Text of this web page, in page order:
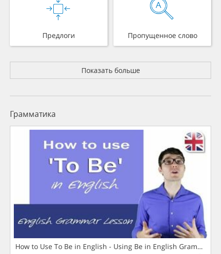
Предлоги Пропущенное слово
Показать больше
Грамматика
How to Use To Be in English - Using Be in English Grammar